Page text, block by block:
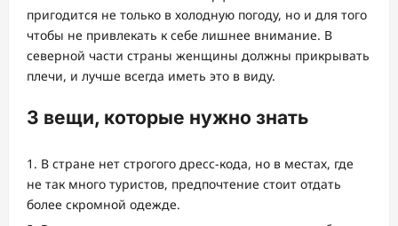
пригодится не только в холодную погоду, но и для того
чтобы не привлекать к себе лишнее внимание. В
северной части страны женщины должны прикрывать
плечи, и лучше всегда иметь это в виду.
3 вещи, которые нужно знать
В стране нет строгого дресс-кода, но в местах, где
не так много туристов, предпочтение стоит отдать
более скромной одежде.